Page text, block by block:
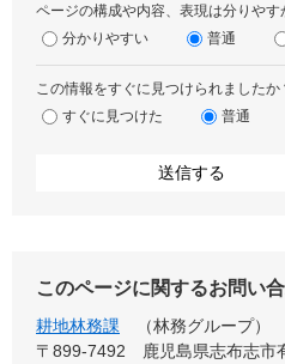
ページの構成や内容、表現は分りやす
分かりやすい
普通
この情報をすぐに見つけられましたか
すぐに見つけた
普通
このページに関するお問い
耕地林務課
林務グループ
〒899-7492
鹿児島県志布志市